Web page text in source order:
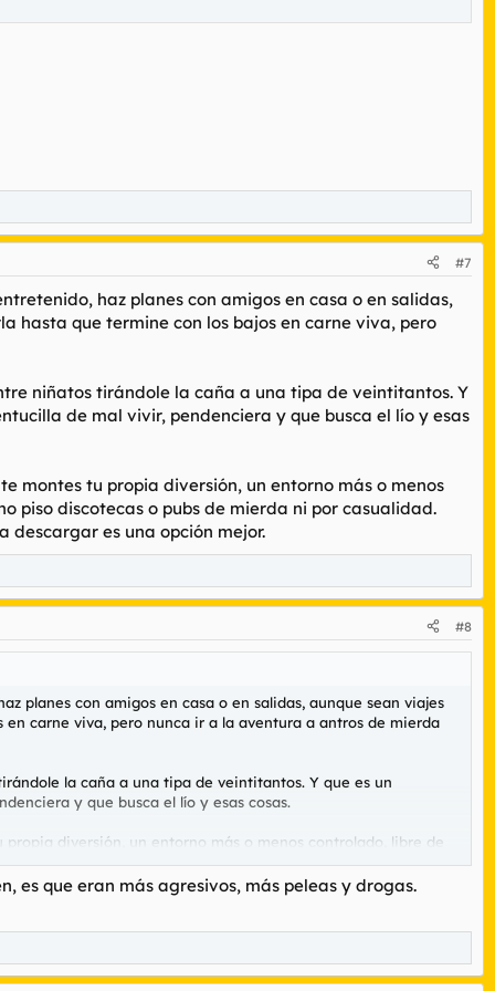
#7
haz planes con amigos en casa o en salidas,
hasta que termine con los bajos en carne viva, pero
niñatos tirándole la caña a una tipa de veintitantos. Y
de mal vivir, pendenciera y que busca el lío y esas
montes tu propia diversión, un entorno más o menos
piso discotecas o pubs de mierda ni por casualidad.
descargar es una opción mejor.
#8
planes con amigos en casa o en salidas, aunque sean viajes
carne viva, pero nunca ir a la aventura a antros de mierda
la caña a una tipa de veintitantos. Y que es un
y que busca el lío y esas cosas.
diversión, un entorno más o menos controlado, libre de
ni por casualidad. Qué les den por el hojaldre, pero bien. Y a
es que eran más agresivos, más peleas y drogas.